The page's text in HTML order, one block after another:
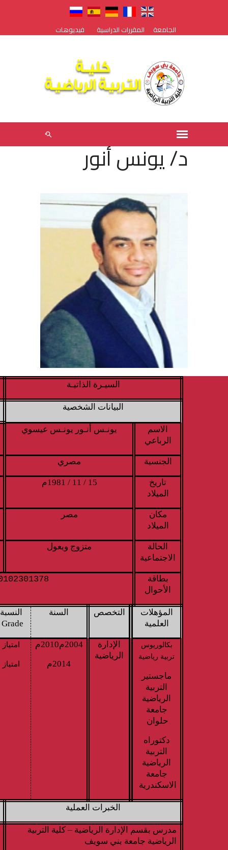
الجامعة المقررات الدراسية فيديوهات
د/ يونس أنور
السيـرة الذاتيـة
البيانات الشخصية
الاسم
الرباعي
يونـس أنـور يونـس عيسوي
الجنسية مصري
تاريخ
الميلاد
15 / 11 / 1981م
مكان
الميلاد
مصر
الحالة
الاجتماعية
متزوج ويعول
بطاقة
الأحوال
المؤهلات
العلمية
التخصص السنة
النسبة
بكالوريوس
تربية رياضية
ماجستير
التربية
الرياضية
جامعة
حلوان
دكتوراه
التربية
الرياضية
جامعة
الاسكندرية
الإدارة
الرياضية
2004م2010م
2014م
امتياز
امتياز
الخبرات العملية
مدرس بقسم الإدارة الرياضية – كلية التربية
الرياضية جامعة بني سويف